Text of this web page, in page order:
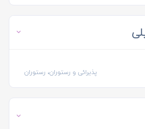
پذیرائی و رستوران، رستوران